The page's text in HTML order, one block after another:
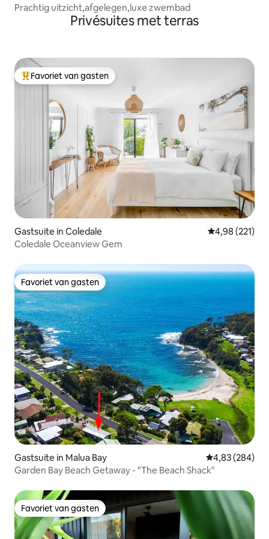
Prachtig uitzicht,afgelegen,luxe zwembad
Privésuites met terras
Topfavoriet van gasten
Favoriet van gasten
Gastsuite in Coledale Gemiddelde
4,98 (221)
Coledale Oceanview Gem
Favoriet van gasten
Favoriet van gasten
Gastsuite in Malua Bay Gemiddelde
4,83 (284)
Garden Bay Beach Getaway - "The Beach Shack"
Favoriet van gasten
Favoriet van gasten